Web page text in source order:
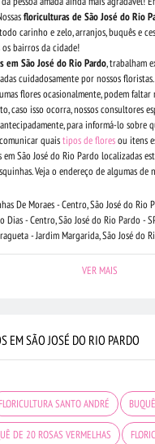
floriculturas de São José do Rio
carinho e zelo, arranjos, buquês e
bairros da cidade!
em São José do Rio Pardo, trabalham
cuidadosamente por nossos
flores ocasionalmente, podem faltar
caso isso ocorra, nossos consultores
para informá-lo sobre
quaistipos de floresou itens
São José do Rio Pardo localizadas
Veja o endereço de algumas
De Moraes - Centro, São José do Rio
Dias - Centro, São José do Rio Pardo -
- Jardim Margarida, São José do
VER MAIS
EM SÃO JOSÉ DO RIO PARDO
SANTO ANDRÉ
DE 20 ROSAS VERMELHAS